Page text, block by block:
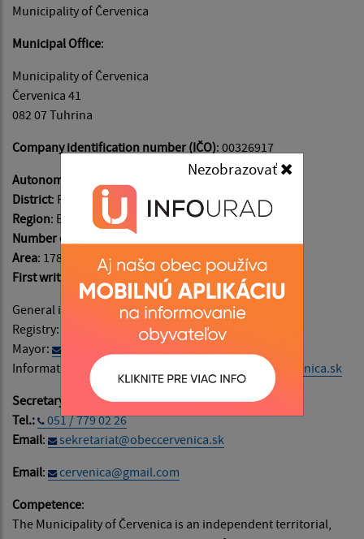
Municipality of Červenica
Municipal Office:
Municipality of Červenica
Červenica 41
082 07 Tuhrina
Company identification number (IČO): 00326917
Autonomous regions of
: Prešovský
District: Prešov
Region: Ekotorysa, Sigord
Number of inhabitants: 1065
Area: 1780 ha
First written records : in the year 1427
General information:
info@obeccervenica.sk
Registry:
podatelna@obeccervenica.sk
Mayor:
starosta@obeccervenica.sk
Information on website content:
admin@obeccervenica.sk
Secretary:
Tel.:
051 / 779 02 26
Email:
sekretariat@obeccervenica.sk
Email:
cervenica@gmail.com
Competence:
The Municipality of Červenica is an independent territorial,
Nezobrazovať